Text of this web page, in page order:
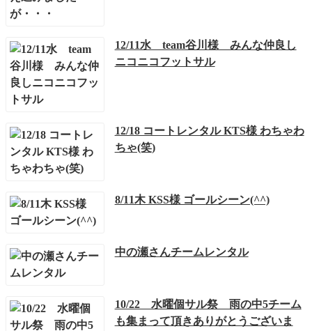
12/11水 team谷川様 みんな仲良し
ニコニコフットサル
12/18 コートレンタル KTS様 わちゃわ
ちゃ(笑)
8/11木 KSS様 ゴールシーン(^^)
中の瀬さんチームレンタル
10/22 水曜個サル祭 雨の中5チーム
も集まって頂きありがとうございま